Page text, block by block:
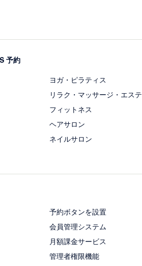
予約
ヨガ・ピラティス
リラク・マッサージ・エステ
フィットネス
ヘアサロン
ネイルサロン
予約ボタンを設置
会員管理システム
月額課金サービス
管理者権限機能